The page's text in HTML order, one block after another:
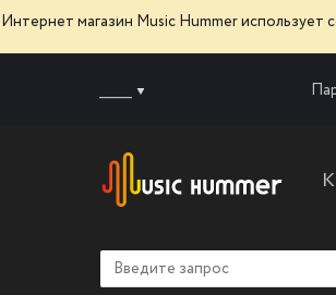
Интернет магазин Music Hummer